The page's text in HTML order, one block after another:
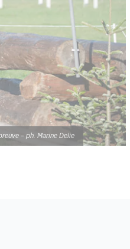
– ph. Marine Delie